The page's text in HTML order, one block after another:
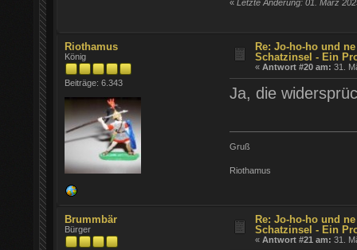
« Letzte Änderung: 01. März
Riothamus
König
Beiträge: 6.343
Re: Jo-ho-ho und
Schatzinsel - Ein
«Antwort #20 am: 31.
Ja, die
Gruß
Riothamus
Brummbär
Bürger
Re: Jo-ho-ho und
Schatzinsel - Ein
«Antwort #21 am: 31.